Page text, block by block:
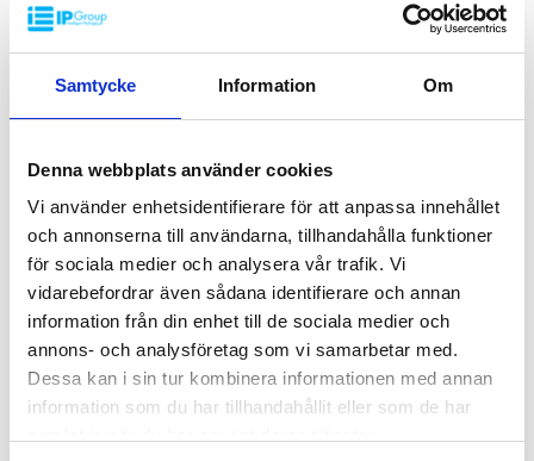
Samtycke Information Om
Denna webbplats använder cookies
Vi använder enhetsidentifierare för att anpassa innehållet
och annonserna till användarna, tillhandahålla funktioner
för sociala medier och analysera vår trafik. Vi
vidarebefordrar även sådana identifierare och annan
information från din enhet till de sociala medier och
annons- och analysföretag som vi samarbetar med.
Dessa kan i sin tur kombinera informationen med annan
information som du har tillhandahållit eller som de har
Plastpall UP-C 1200x800x150mm
UPC-1208
Dimension: 1200x800mm
Statisk belastning: 3000kg
Pallställ: 750kg
Standardfärg: Mörkgrå
Logistik: 16st/pallplats (120x80x240cm)
Antalet medar undertill är standard 3st (alternativt 5st)
Toppkant: Ja
Specialfärger går att erfordra vid större volymer
Minsta beställning: 16st
650 kr/ st
INDUSTRIPALLAR